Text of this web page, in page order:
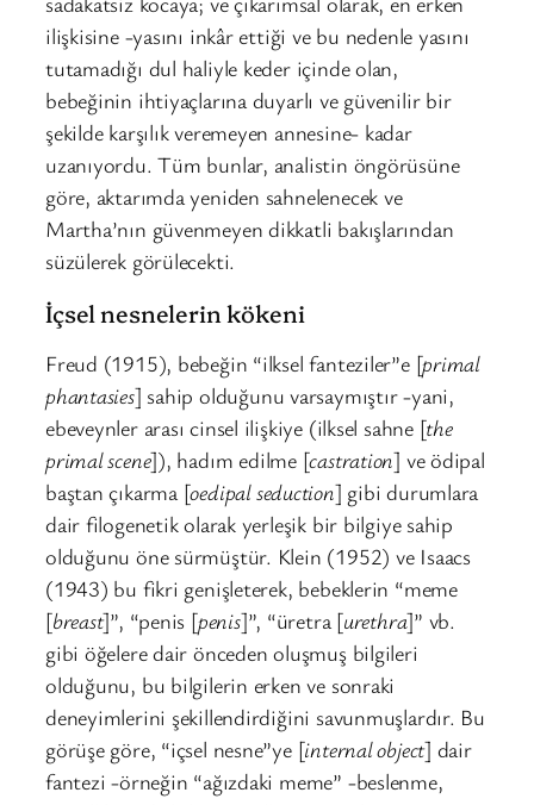
ilişkisine -yasını inkâr ettiği ve bu nedenle yasını
tutamadığı dul haliyle keder içinde olan,
bebeğinin ihtiyaçlarına duyarlı ve güvenilir bir
şekilde karşılık veremeyen annesine- kadar
uzanıyordu. Tüm bunlar, analistin öngörüsüne
göre, aktarımda yeniden sahnelenecek ve
Martha’nın güvenmeyen dikkatli bakışlarından
süzülerek görülecekti.
İçsel nesnelerin kökeni
Freud (1915), bebeğin “ilksel fanteziler”e [primal
phantasies] sahip olduğunu varsaymıştır -yani,
ebeveynler arası cinsel ilişkiye (ilksel sahne [the
primal scene]), hadım edilme [castration] ve ödipal
baştan çıkarma [oedipal seduction] gibi durumlara
dair filogenetik olarak yerleşik bir bilgiye sahip
olduğunu öne sürmüştür. Klein (1952) ve Isaacs
(1943) bu fikri genişleterek, bebeklerin “meme
[breast]”, “penis [penis]”, “üretra [urethra]” vb.
gibi öğelere dair önceden oluşmuş bilgileri
olduğunu, bu bilgilerin erken ve sonraki
deneyimlerini şekillendirdiğini savunmuşlardır. Bu
görüşe göre, “içsel nesne”ye [internal object] dair
fantezi -örneğin “ağızdaki meme” -beslenme,